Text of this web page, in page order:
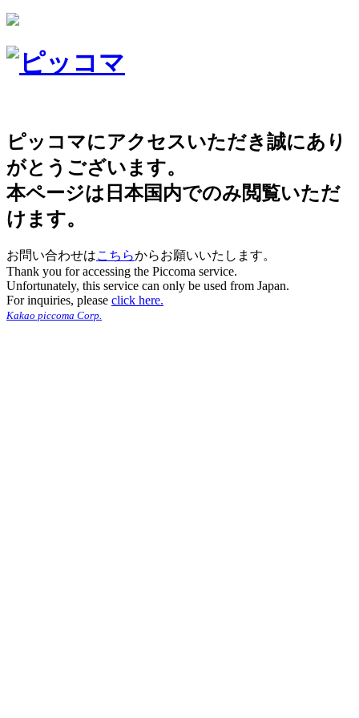
ピッコマにアクセスいただき誠にあり
がとうございます。
本ページは日本国内でのみ閲覧いただ
けます。
お問い合わせはこちらからお願いいたします。
Thank you for accessing the Piccoma service.
Unfortunately, this service can only be used from Japan.
For inquiries, please click here.
Kakao piccoma Corp.